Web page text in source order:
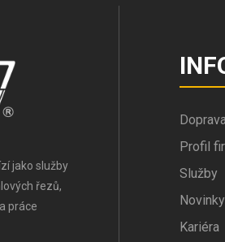
jako služby
řezů,
práce
Profil
Služby
Novinky
Kariéra